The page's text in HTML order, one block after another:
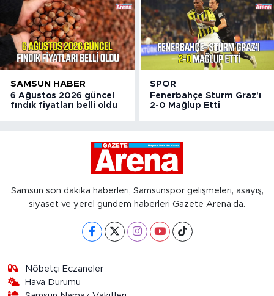
SAMSUN HABER
6 Ağustos 2026 güncel
fındık fiyatları belli oldu
SPOR
Fenerbahçe Sturm Graz'ı
2-0 Mağlup Etti
Samsun son dakika haberleri, Samsunspor gelişmeleri, asayiş,
siyaset ve yerel gündem haberleri Gazete Arena’da.
Nöbetçi Eczaneler
Hava Durumu